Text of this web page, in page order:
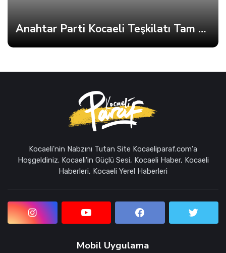
Anahtar Parti Kocaeli Teşkilatı Tam Kadro Toplandı
Kocaeli'nin Nabzını Tutan Site Kocaeliparaf.com'a
Hoşgeldiniz. Kocaeli'in Güçlü Sesi, Kocaeli Haber, Kocaeli
Haberleri, Kocaeli Yerel Haberleri
Mobil Uygulama